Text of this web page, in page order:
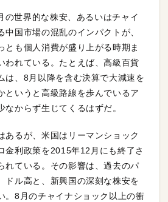
の世界的な株安、あるいはチャイ
中国市場の混乱のインパクトが、
とも個人消費が盛り上がる時期ま
われている。たとえば、高級百貨
は、8月以降を含む決算で大減速を
というと高級路線を歩んでいるア
なからず生じてくるはずだ。
あるが、米国はリーマンショック
金利政策を2015年12月にも終了さ
れている。その影響は、過去のパ
ドル高と、新興国の深刻な株安を
。8月のチャイナショック以上の衝